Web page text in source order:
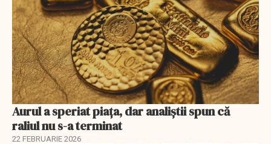
Aurul a speriat piața, dar analiștii spun că
raliul nu s-a terminat
22 FEBRUARIE 2026